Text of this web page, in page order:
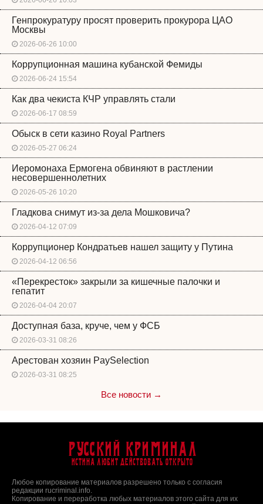
Генпрокуратуру просят проверить прокурора ЦАО
Москвы
2026-06-26 10:00
Коррупционная машина кубанской Фемиды
2026-06-24 15:54
Как два чекиста КЧР управлять стали
2026-06-17 08:59
Обыск в сети казино Royal Partners
2026-05-27 06:24
Иеромонаха Ермогена обвиняют в растлении
несовершеннолетних
2026-05-26 10:20
Гладкова снимут из-за дела Мошковича?
2026-04-12 07:09
Коррупционер Кондратьев нашел защиту у Путина
2026-04-12 06:56
«Перекресток» закрыли за кишечные палочки и
гепатит
2026-04-04 20:07
Доступная база, круче, чем у ФСБ
2026-03-31 08:26
Арестован хозяин PaySelection
2026-03-31 08:25
Все новости →
Русский Криминал
Истина любит действовать открыто
Любое копирование материалов разрешено только с согласия
редакции rucriminal.info.
Копирование и переработка любых материалов этого сайта для их